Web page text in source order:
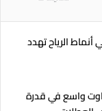
الرياح تهدد
واسع في قدرة